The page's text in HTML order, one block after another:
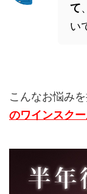
て
い
こんなお悩み
のワインスク